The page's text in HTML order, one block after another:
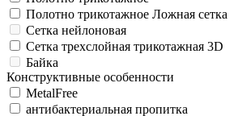
Полотно трикотажное Ложная сетка
Сетка нейлоновая
Сетка трехслойная трикотажная 3D
Байка
Конструктивные особенности
MetalFree
антибактериальная пропитка